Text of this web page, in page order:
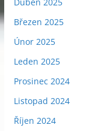
Březen 2025
Únor 2025
Leden 2025
Prosinec 2024
Listopad 2024
Říjen 2024